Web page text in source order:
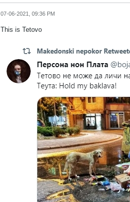
07-06-2021, 09:36 PM
This is Tetovo